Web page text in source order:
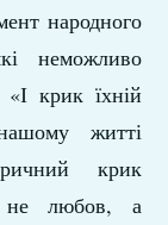
народного
неможливо
крик їхній
житті
крик
не любов, а